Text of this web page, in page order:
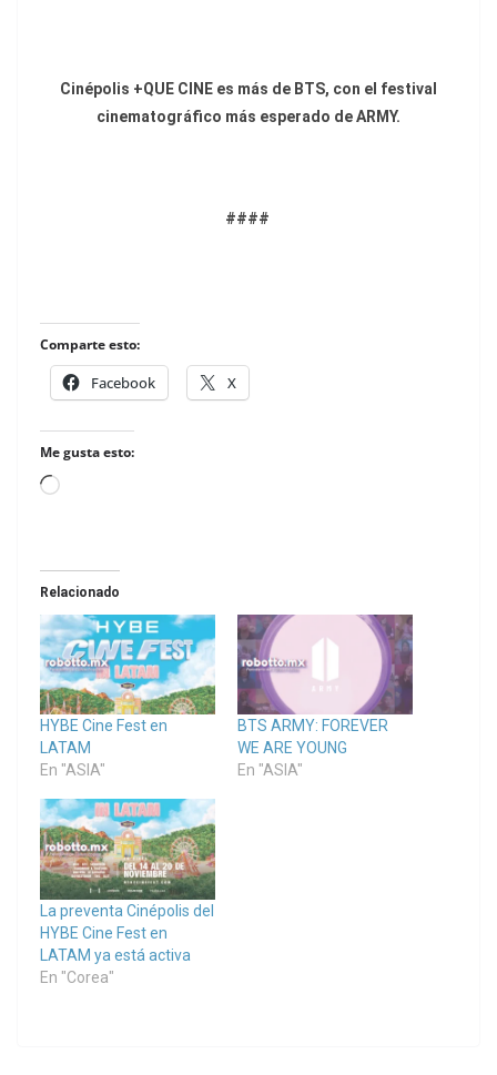
Cinépolis +QUE CINE es más de BTS, con el festival
cinematográfico más esperado de ARMY.
####
Comparte esto:
Facebook X
Me gusta esto:
Loading…
Relacionado
HYBE Cine Fest en
LATAM
En "ASIA"
BTS ARMY: FOREVER
WE ARE YOUNG
En "ASIA"
La preventa Cinépolis del
HYBE Cine Fest en
LATAM ya está activa
En "Corea"